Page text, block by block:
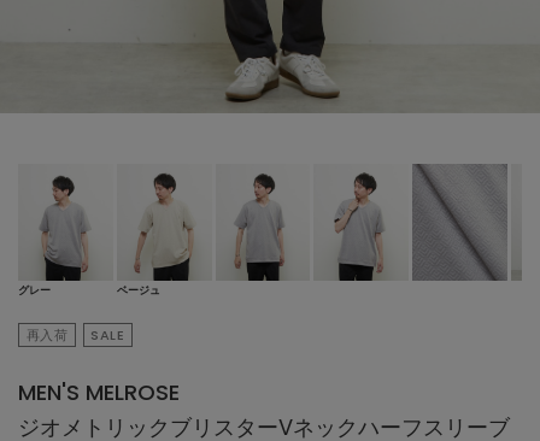
グレー ベージュ
再入荷 SALE
MEN'S MELROSE
ジオメトリックブリスターVネックハーフスリーブ